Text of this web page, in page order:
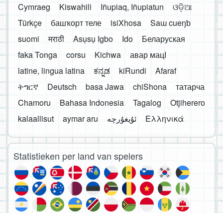
Cymraeg
Kiswahili Iñupiaq, Iñupiatun
ଓଡ଼ିଆ
Türkçe
башҡорт теле isiXhosa
Saɯ cueŋƅ
suomi
मराठी Asụsụ Igbo Ido
Беларуская
faka Tonga
corsu Kichwa
авар мацӀ
latine, lingua latina
ಕನ್ನಡ kiRundi
Afaraf
ትግርኛ
Deutsch basa Jawa chiShona
татарча
Chamoru
Bahasa Indonesia Tagalog
Otjiherero
kalaallisut
aymar aru Ελληνικά
Statistieken per land van spelers